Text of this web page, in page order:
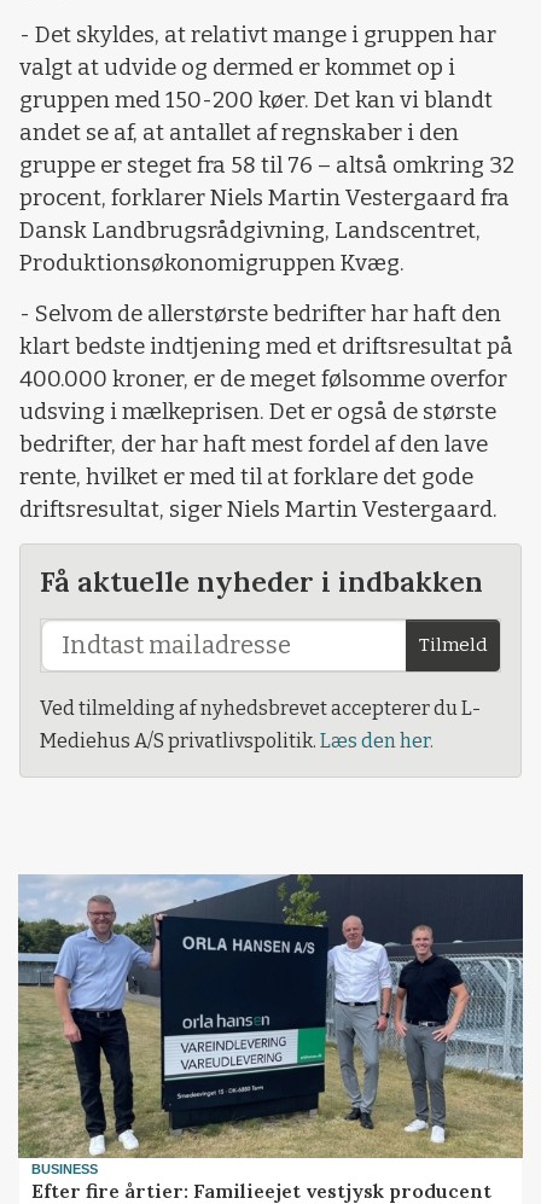
- Det skyldes, at relativt mange i gruppen har
valgt at udvide og dermed er kommet op i
gruppen med 150-200 køer. Det kan vi blandt
andet se af, at antallet af regnskaber i den
gruppe er steget fra 58 til 76 – altså omkring 32
procent, forklarer Niels Martin Vestergaard fra
Dansk Landbrugsrådgivning, Landscentret,
Produktionsøkonomigruppen Kvæg.
- Selvom de allerstørste bedrifter har haft den
klart bedste indtjening med et driftsresultat på
400.000 kroner, er de meget følsomme overfor
udsving i mælkeprisen. Det er også de største
bedrifter, der har haft mest fordel af den lave
rente, hvilket er med til at forklare det gode
driftsresultat, siger Niels Martin Vestergaard.
Få aktuelle nyheder i indbakken
Tilmeld
Ved tilmelding af nyhedsbrevet accepterer du L-
Mediehus A/S privatlivspolitik. Læs den her.
BUSINESS
Efter fire årtier: Familieejet vestjysk producent